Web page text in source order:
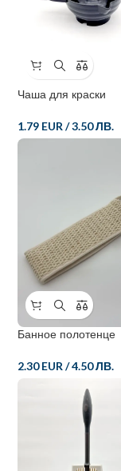
Чаша для краски
1.79 EUR/3.50 ЛВ.
Банное полотенце
2.30 EUR /4.50 ЛВ.